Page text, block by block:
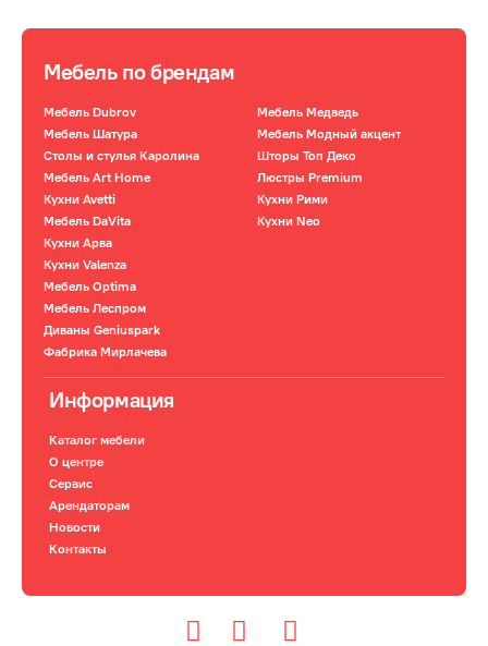
Мебель по брендам
Мебель Dubrov
Мебель Шатура
Столы и стулья Каролина
Мебель Art Home
Кухни Avetti
Мебель DaVita
Мебель Медведь
Мебель Модный акцент
Шторы Топ Деко
Люстры Premium
Кухни Рими
Кухни Neo
Кухни Арва
Кухни Valenza
Мебель Optima
Мебель Леспром
Диваны Geniuspark
Фабрика Мирлачева
Информация
Каталог мебели
О центре
Сервис
Арендаторам
Новости
Контакты